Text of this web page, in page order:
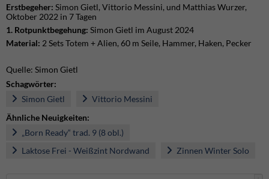
Erstbegeher: Simon Gietl, Vittorio Messini, und Matthias Wurzer,
Oktober 2022 in 7 Tagen
1. Rotpunktbegehung: Simon Gietl im August 2024
Material: 2 Sets Totem + Alien, 60 m Seile, Hammer, Haken, Pecker
Quelle: Simon Gietl
Schagwörter:
Simon Gietl
Vittorio Messini
Ähnliche Neuigkeiten:
„Born Ready“ trad. 9 (8 obl.)
Laktose Frei - Weißzint Nordwand
Zinnen Winter Solo